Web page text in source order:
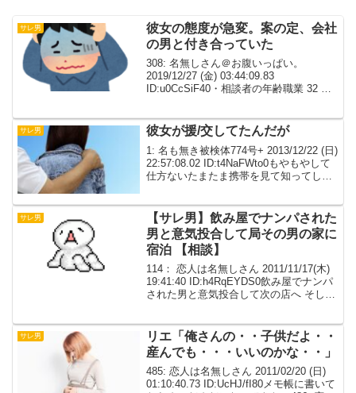
サレ男
彼女の態度が急変。案の定、会社
の男と付き合っていた
308: 名無しさん＠お腹いっぱい。
2019/12/27 (金) 03:44:09.83
ID:u0CcSiF40・相談者の年齢職業 32 会
の職場の人・過...
サレ男 彼女が援/交してたんだが
1: 名も無き被検体774号+ 2013/12/22 (日)
22:57:08.02 ID:t4NaFWto0もやもやして
仕方ないたまたま携帯を見て知ってしま
20...
サレ男
【サレ男】飲み屋でナンパされた
男と意気投合して局その男の家に
宿泊 【相談】
114： 恋人は名無しさん 2011/11/17(木)
19:41:40 ID:h4RqEYDS0飲み屋でナンパ
された男と意気投合して次の店へ そして
という話を聞か...
サレ男
リエ「俺さんの・・子供だよ・・
産んでも・・・いいのかな・・」
485: 恋人は名無しさん 2011/02/20 (日)
01:10:40.73 ID:UcHJ/fI80メモ帳に書いて